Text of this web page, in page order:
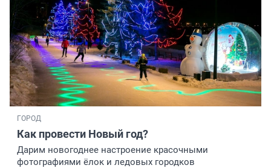
ГОРОД
Как провести Новый год?
Дарим новогоднее настроение красочными
фотографиями ёлок и ледовых городков